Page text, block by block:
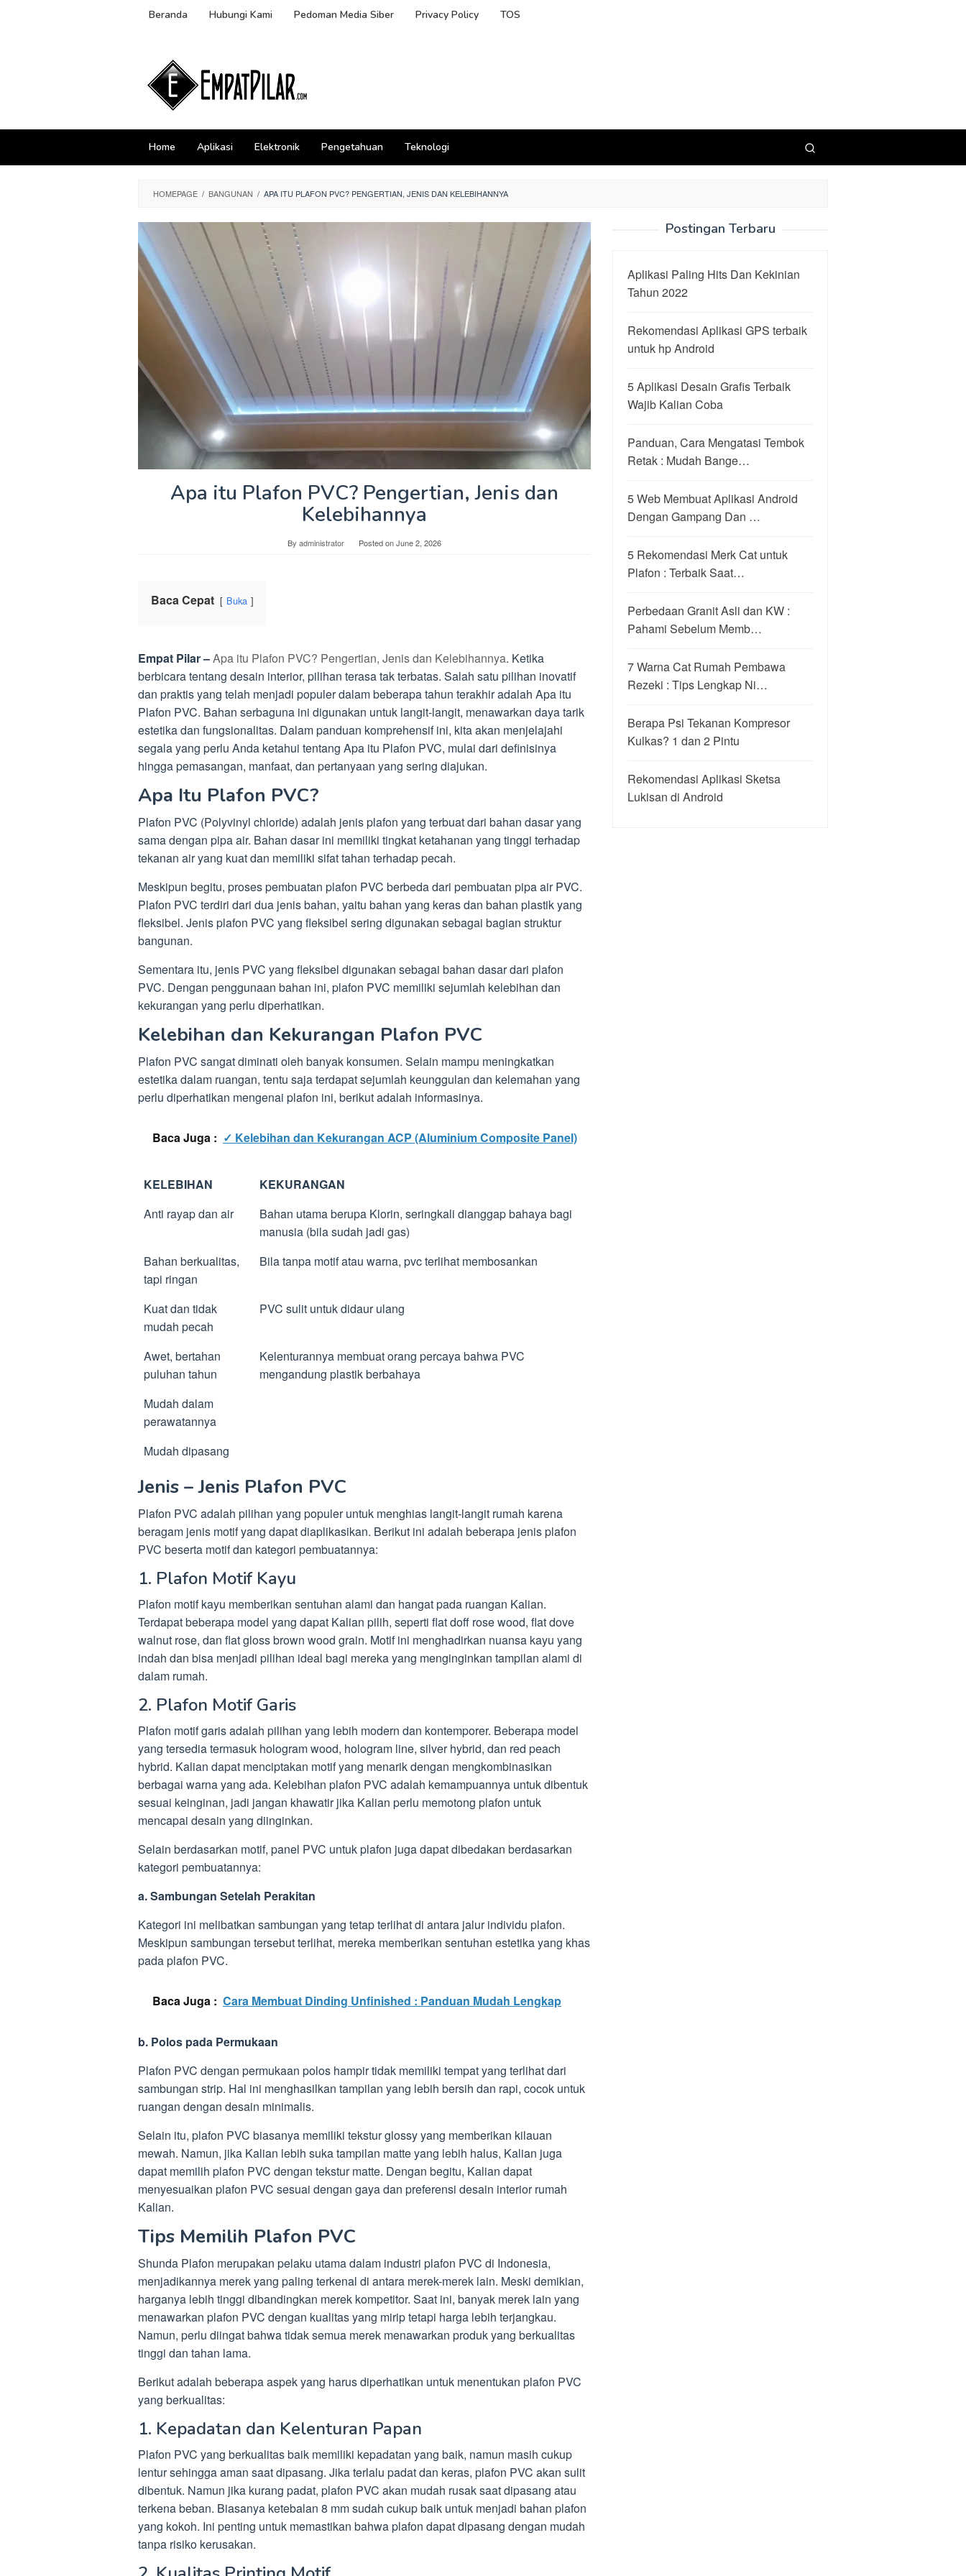
Beranda Hubungi Kami Pedoman Media Siber Privacy Policy TOS
Home Aplikasi Elektronik Pengetahuan Teknologi
HOMEPAGE / BANGUNAN / APA ITU PLAFON PVC? PENGERTIAN, JENIS DAN KELEBIHANNYA
Apa itu Plafon PVC? Pengertian, Jenis dan
Kelebihannya
By administrator Posted onJune 2, 2026
Baca Cepat Buka
Empat Pilar –Apa itu Plafon PVC? Pengertian, Jenis dan Kelebihannya. Ketika
berbicara tentang desain interior, pilihan terasa tak terbatas. Salah satu pilihan inovatif
dan praktis yang telah menjadi populer dalam beberapa tahun terakhir adalah Apa itu
Plafon PVC. Bahan serbaguna ini digunakan untuk langit-langit, menawarkan daya tarik
estetika dan fungsionalitas. Dalam panduan komprehensif ini, kita akan menjelajahi
segala yang perlu Anda ketahui tentang Apa itu Plafon PVC, mulai dari definisinya
hingga pemasangan, manfaat, dan pertanyaan yang sering diajukan.
Apa Itu Plafon PVC?
Plafon PVC (Polyvinyl chloride) adalah jenis plafon yang terbuat dari bahan dasar yang
sama dengan pipa air. Bahan dasar ini memiliki tingkat ketahanan yang tinggi terhadap
tekanan air yang kuat dan memiliki sifat tahan terhadap pecah.
Meskipun begitu, proses pembuatan plafon PVC berbeda dari pembuatan pipa air PVC.
Plafon PVC terdiri dari dua jenis bahan, yaitu bahan yang keras dan bahan plastik yang
fleksibel. Jenis plafon PVC yang fleksibel sering digunakan sebagai bagian struktur
bangunan.
Sementara itu, jenis PVC yang fleksibel digunakan sebagai bahan dasar dari plafon
PVC. Dengan penggunaan bahan ini, plafon PVC memiliki sejumlah kelebihan dan
kekurangan yang perlu diperhatikan.
Kelebihan dan Kekurangan Plafon PVC
Plafon PVC sangat diminati oleh banyak konsumen. Selain mampu meningkatkan
estetika dalam ruangan, tentu saja terdapat sejumlah keunggulan dan kelemahan yang
perlu diperhatikan mengenai plafon ini, berikut adalah informasinya.
Baca Juga : ✓ Kelebihan dan Kekurangan ACP (Aluminium Composite Panel)
KELEBIHAN
KEKURANGAN
Anti rayap dan air
Bahan utama berupa Klorin, seringkali dianggap bahaya bagi
manusia (bila sudah jadi gas)
Bahan berkualitas,
tapi ringan
Bila tanpa motif atau warna, pvc terlihat membosankan
Kuat dan tidak
mudah pecah
PVC sulit untuk didaur ulang
Awet, bertahan
puluhan tahun
Kelenturannya membuat orang percaya bahwa PVC
mengandung plastik berbahaya
Mudah dalam
perawatannya
Mudah dipasang
Jenis – Jenis Plafon PVC
Plafon PVC adalah pilihan yang populer untuk menghias langit-langit rumah karena
beragam jenis motif yang dapat diaplikasikan. Berikut ini adalah beberapa jenis plafon
PVC beserta motif dan kategori pembuatannya:
1. Plafon Motif Kayu
Plafon motif kayu memberikan sentuhan alami dan hangat pada ruangan Kalian.
Terdapat beberapa model yang dapat Kalian pilih, seperti flat doff rose wood, flat dove
walnut rose, dan flat gloss brown wood grain. Motif ini menghadirkan nuansa kayu yang
indah dan bisa menjadi pilihan ideal bagi mereka yang menginginkan tampilan alami di
dalam rumah.
2. Plafon Motif Garis
Plafon motif garis adalah pilihan yang lebih modern dan kontemporer. Beberapa model
yang tersedia termasuk hologram wood, hologram line, silver hybrid, dan red peach
hybrid. Kalian dapat menciptakan motif yang menarik dengan mengkombinasikan
berbagai warna yang ada. Kelebihan plafon PVC adalah kemampuannya untuk dibentuk
sesuai keinginan, jadi jangan khawatir jika Kalian perlu memotong plafon untuk
mencapai desain yang diinginkan.
Selain berdasarkan motif, panel PVC untuk plafon juga dapat dibedakan berdasarkan
kategori pembuatannya:
a. Sambungan Setelah Perakitan
Kategori ini melibatkan sambungan yang tetap terlihat di antara jalur individu plafon.
Meskipun sambungan tersebut terlihat, mereka memberikan sentuhan estetika yang khas
pada plafon PVC.
Baca Juga : Cara Membuat Dinding Unfinished : Panduan Mudah Lengkap
b. Polos pada Permukaan
Plafon PVC dengan permukaan polos hampir tidak memiliki tempat yang terlihat dari
sambungan strip. Hal ini menghasilkan tampilan yang lebih bersih dan rapi, cocok untuk
ruangan dengan desain minimalis.
Selain itu, plafon PVC biasanya memiliki tekstur glossy yang memberikan kilauan
mewah. Namun, jika Kalian lebih suka tampilan matte yang lebih halus, Kalian juga
dapat memilih plafon PVC dengan tekstur matte. Dengan begitu, Kalian dapat
menyesuaikan plafon PVC sesuai dengan gaya dan preferensi desain interior rumah
Kalian.
Tips Memilih Plafon PVC
Shunda Plafon merupakan pelaku utama dalam industri plafon PVC di Indonesia,
menjadikannya merek yang paling terkenal di antara merek-merek lain. Meski demikian,
harganya lebih tinggi dibandingkan merek kompetitor. Saat ini, banyak merek lain yang
menawarkan plafon PVC dengan kualitas yang mirip tetapi harga lebih terjangkau.
Namun, perlu diingat bahwa tidak semua merek menawarkan produk yang berkualitas
tinggi dan tahan lama.
Berikut adalah beberapa aspek yang harus diperhatikan untuk menentukan plafon PVC
yang berkualitas:
1. Kepadatan dan Kelenturan Papan
Plafon PVC yang berkualitas baik memiliki kepadatan yang baik, namun masih cukup
lentur sehingga aman saat dipasang. Jika terlalu padat dan keras, plafon PVC akan sulit
dibentuk. Namun jika kurang padat, plafon PVC akan mudah rusak saat dipasang atau
terkena beban. Biasanya ketebalan 8 mm sudah cukup baik untuk menjadi bahan plafon
yang kokoh. Ini penting untuk memastikan bahwa plafon dapat dipasang dengan mudah
tanpa risiko kerusakan.
Postingan Terbaru
Aplikasi Paling Hits Dan Kekinian
Tahun 2022
Rekomendasi Aplikasi GPS terbaik
untuk hp Android
5 Aplikasi Desain Grafis Terbaik
Wajib Kalian Coba
Panduan, Cara Mengatasi Tembok
Retak : Mudah Bange…
5 Web Membuat Aplikasi Android
Dengan Gampang Dan …
5 Rekomendasi Merk Cat untuk
Plafon : Terbaik Saat…
Perbedaan Granit Asli dan KW :
Pahami Sebelum Memb…
7 Warna Cat Rumah Pembawa
Rezeki : Tips Lengkap Ni…
Berapa Psi Tekanan Kompresor
Kulkas? 1 dan 2 Pintu
Rekomendasi Aplikasi Sketsa
Lukisan di Android